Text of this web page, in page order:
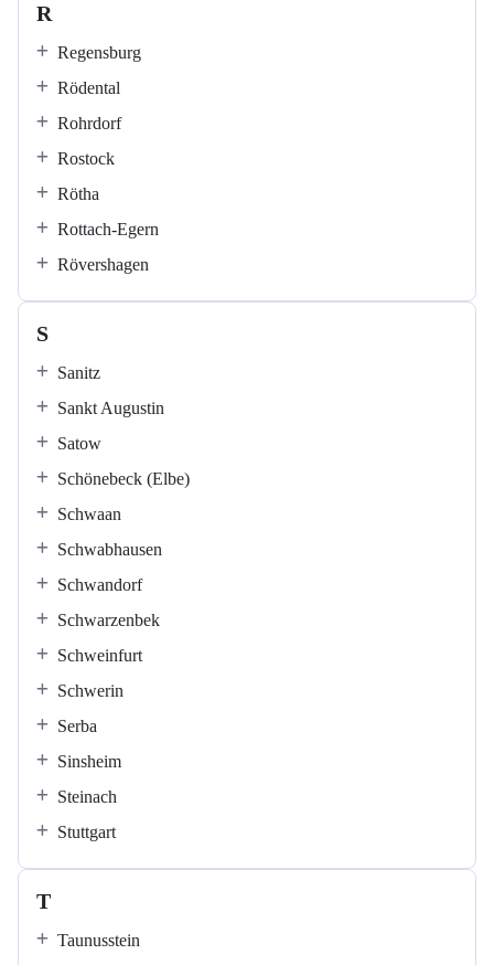
R
Regensburg
Rödental
Rohrdorf
Rostock
Rötha
Rottach-Egern
Rövershagen
S
Sanitz
Sankt Augustin
Satow
Schönebeck (Elbe)
Schwaan
Schwabhausen
Schwandorf
Schwarzenbek
Schweinfurt
Schwerin
Serba
Sinsheim
Steinach
Stuttgart
T
Taunusstein